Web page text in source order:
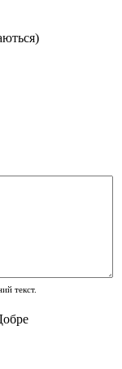
текст.